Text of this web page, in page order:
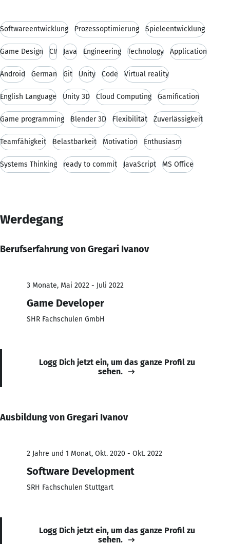
Softwareentwicklung Prozessoptimierung Spieleentwicklung
Game Design C# Java Engineering Technology Application
Android German Git Unity Code Virtual reality
English Language Unity 3D Cloud Computing Gamification
Game programming Blender 3D Flexibilität Zuverlässigkeit
Teamfähigkeit Belastbarkeit Motivation Enthusiasm
Systems Thinking ready to commit JavaScript MS Office
Werdegang
Berufserfahrung von Gregari Ivanov
3 Monate, Mai 2022 - Juli 2022
Game Developer
SHR Fachschulen GmbH
Logg Dich jetzt ein, um das ganze Profil zu
sehen.
Ausbildung von Gregari Ivanov
2 Jahre und 1 Monat, Okt. 2020 - Okt. 2022
Software Development
SRH Fachschulen Stuttgart
Logg Dich jetzt ein, um das ganze Profil zu
sehen.